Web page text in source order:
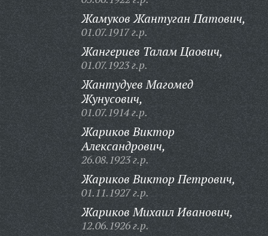
Жамуков Жантуган Патович,
01.07.1917 г.р.
Жангериев Талам Цаович,
01.07.1923 г.р.
Жантудуев Магомед
Жунусович,
01.07.1914 г.р.
Жариков Виктор
Александрович,
26.08.1923 г.р.
Жариков Виктор Петрович,
01.11.1927 г.р.
Жариков Михаил Иванович,
12.06.1926 г.р.